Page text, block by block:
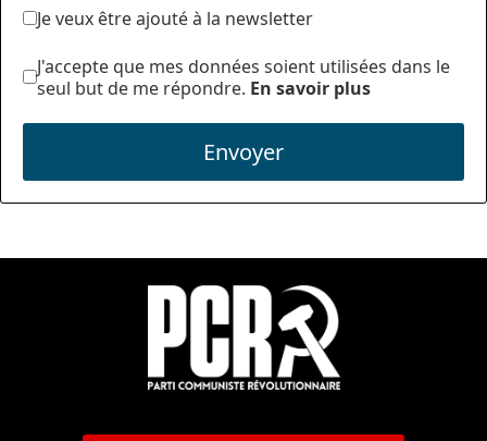
Je veux être ajouté à la newsletter
J'accepte que mes données soient utilisées dans le
seul but de me répondre. En savoir plus
Envoyer